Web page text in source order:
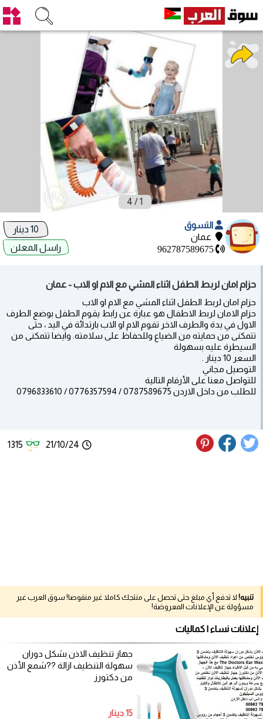
1
/
4
التسوق
عمان
962787589675
راسل المعلن
حزام امان لربط الطفل اثناء المشي مع الام او الاب - عمان
حزام امان لربط الطفل اثناء المشي مع الام او الاب
حزام الامان لربط الاطفال هو عبارة عن رابط يقوم الطفل بوضع الطرف
الاول في يدة والطرف الاخر تقوم الام او الاب بارتدائة في اليد ، حتى
تتمكنى من حمايته من الضياع وللحفاظ على سلامته. وايضا تتمكنى من
السيطرة عليه بسهولة
السعر 10 دينار .
التوصيل مجاني
للتواصل معنا على الأرقام التالية
للطلب من داخل الاردن 0787589675 / 0776357594 / 0796833610
21/10/24
1315
تنبيه! لا تدفع أي مبلغ حتى تحصل على منتجك كاملا غير منقوصا! سوق العرب غير
مسؤولة عن الإعلانات المعروضة!
إعلانات نساء | كماليات
جهاز تنظيف الاذن بشكل دوران
سهولة التنظيف ازالة ??شمع الأذن
من دكتورز
15 دينار